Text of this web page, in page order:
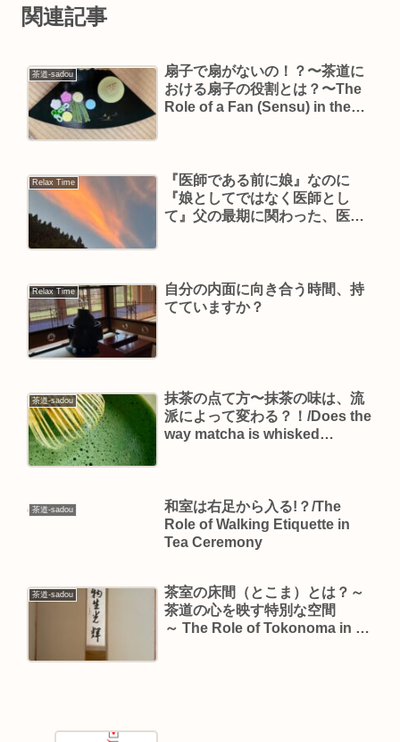
関連記事
茶道-sadou
扇子で扇がないの！？〜茶道に
おける扇子の役割とは？〜The
Role of a Fan (Sensu) in the
Relax Time
『医師である前に娘』なのに
『娘としてではなく医師とし
て』父の最期に関わった、医師
Relax Time
自分の内面に向き合う時間、持
てていますか？
茶道-sadou
抹茶の点て方〜抹茶の味は、流
派によって変わる？！/Does the
way matcha is whisked
茶道-sadou
和室は右足から入る!？/The
Role of Walking Etiquette in
Tea Ceremony
茶道-sadou
茶室の床間（とこま）とは？～
茶道の心を映す特別な空間
～ The Role of Tokonoma in a